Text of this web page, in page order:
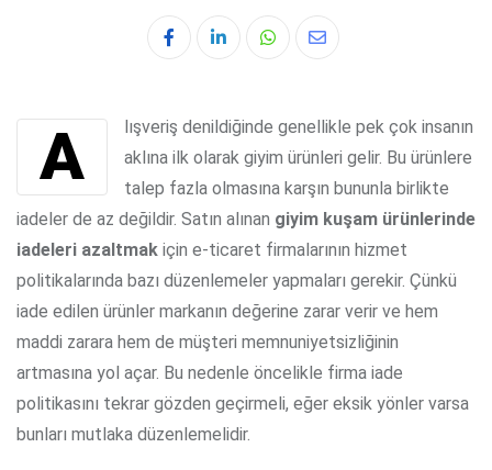
Whatsapp
Share
Alışveriş denildiğinde genellikle pek çok insanın
aklına ilk olarak giyim ürünleri gelir. Bu ürünlere
talep fazla olmasına karşın bununla birlikte
iadeler de az değildir. Satın alınan giyim kuşam ürünlerinde
iadeleri azaltmak için e-ticaret firmalarının hizmet
politikalarında bazı düzenlemeler yapmaları gerekir. Çünkü
iade edilen ürünler markanın değerine zarar verir ve hem
maddi zarara hem de müşteri memnuniyetsizliğinin
artmasına yol açar. Bu nedenle öncelikle firma iade
politikasını tekrar gözden geçirmeli, eğer eksik yönler varsa
bunları mutlaka düzenlemelidir.